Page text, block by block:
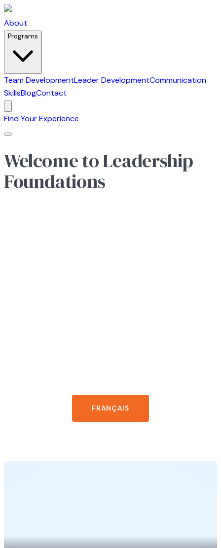
About
Programs
Team DevelopmentLeader DevelopmentCommunication
SkillsBlogContact
Find Your Experience
Welcome to Leadership
Foundations
FRANÇAIS